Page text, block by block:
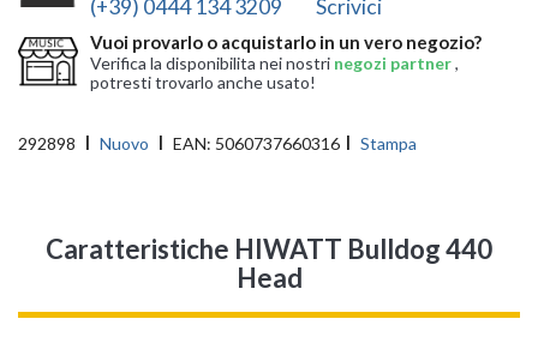
(+39) 0444 134 3209 Scrivici
Vuoi provarlo o acquistarlo in un vero negozio?
Verifica la disponibilita nei nostri negozi partner,
potresti trovarlo anche usato!
292898 Nuovo EAN: 5060737660316 Stampa
Caratteristiche HIWATT Bulldog 440
Head